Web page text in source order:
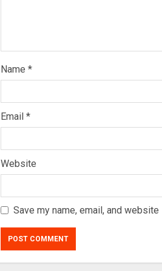
Name *
Email *
Website
Save my name, email, and